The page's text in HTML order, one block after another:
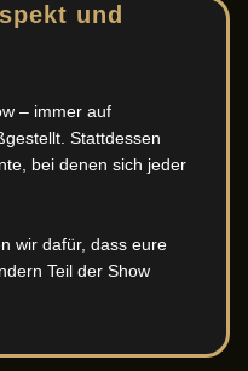
und
– immer auf
Stattdessen
bei denen sich jeder
wir dafür, dass eure
Teil der Show